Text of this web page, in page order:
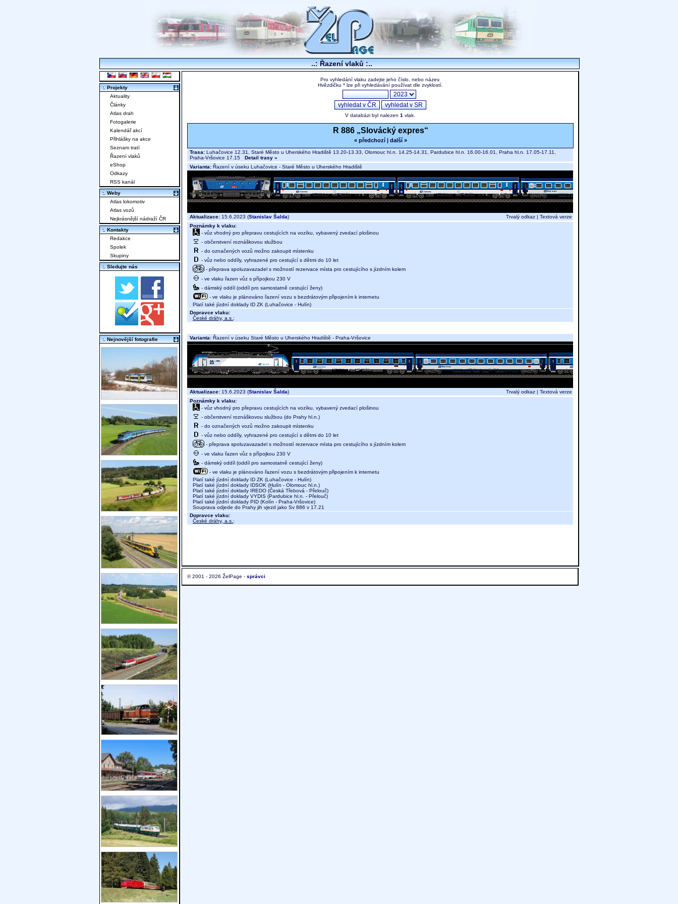
..: Řazení vlaků :..
Pro vyhledání vlaku zadejte jeho číslo, nebo název.
Hvězdičku * lze při vyhledávání používat dle zvyklostí.
V databázi byl nalezen 1 vlak.
R 886 „Slovácký expres“
« předchozí| další »
Trasa: Luhačovice 12.31, Staré Město u Uherského Hradiště 13.20-13.33, Olomouc hl.n. 14.25-14.31, Pardubice hl.n. 16.00-16.01, Praha hl.n. 17.05-17.11,
Praha-Vršovice 17.15 Detail trasy »
Varianta: Řazení v úseku Luhačovice - Staré Město u Uherského Hradiště
Aktualizace: 15.6.2023 (Stanislav Šalda) Trvalý odkaz | Textová verze
Poznámky k vlaku:
- vůz vhodný pro přepravu cestujících na vozíku, vybavený zvedací plošinou
- občerstvení roznáškovou službou
- do označených vozů možno zakoupit místenku
- vůz nebo oddíly, vyhrazené pro cestující s dětmi do 10 let
- přeprava spoluzavazadel s možností rezervace místa pro cestujícího s jízdním kolem
- ve vlaku řazen vůz s přípojkou 230 V
- dámský oddíl (oddíl pro samostatně cestující ženy)
- ve vlaku je plánováno řazení vozu s bezdrátovým připojením k internetu
Platí také jízdní doklady ID ZK (Luhačovice - Hulín)
Dopravce vlaku:
České dráhy, a.s. ;
Varianta: Řazení v úseku Staré Město u Uherského Hradiště - Praha-Vršovice
Aktualizace: 15.6.2023 (Stanislav Šalda) Trvalý odkaz | Textová verze
Poznámky k vlaku:
- vůz vhodný pro přepravu cestujících na vozíku, vybavený zvedací plošinou
- občerstvení roznáškovou službou (do Prahy hl.n.)
- do označených vozů možno zakoupit místenku
- vůz nebo oddíly, vyhrazené pro cestující s dětmi do 10 let
- přeprava spoluzavazadel s možností rezervace místa pro cestujícího s jízdním kolem
- ve vlaku řazen vůz s přípojkou 230 V
- dámský oddíl (oddíl pro samostatně cestující ženy)
- ve vlaku je plánováno řazení vozu s bezdrátovým připojením k internetu
Platí také jízdní doklady ID ZK (Luhačovice - Hulín)
Platí také jízdní doklady IDSOK (Hulín - Olomouc hl.n.)
Platí také jízdní doklady IREDO (Česká Třebová - Přelouč)
Platí také jízdní doklady VYDIS (Pardubice hl.n. - Přelouč)
Platí také jízdní doklady PID (Kolín - Praha-Vršovice)
Souprava odjede do Prahy jih vjezd jako Sv 886 v 17.21
Dopravce vlaku:
České dráhy, a.s. ;
© 2001 - 2026 ŽelPage - správci
:. Projekty
Aktuality
Články
Atlas drah
Fotogalerie
Kalendář akcí
Přihlášky na akce
Seznam tratí
Řazení vlaků
eShop
Odkazy
RSS kanál
:. Weby
Atlas lokomotiv
Atlas vozů
Nejkrásnější nádraží ČR
:. Kontakty
Redakce
Spolek
Skupiny
:. Sledujte nás
:. Nejnovější fotografie